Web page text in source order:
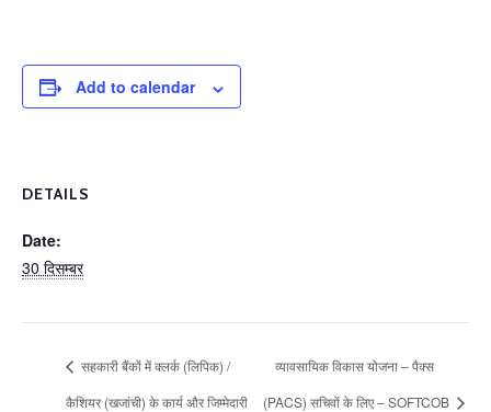
Add to calendar
DETAILS
Date:
30 दिसम्बर
सहकारी बैंकों में क्लर्क (लिपिक) /
कैशियर (खजांची) के कार्य और जिम्मेदारी
व्यावसायिक विकास योजना – पैक्स
(PACS) सचिवों के लिए – SOFTCOB